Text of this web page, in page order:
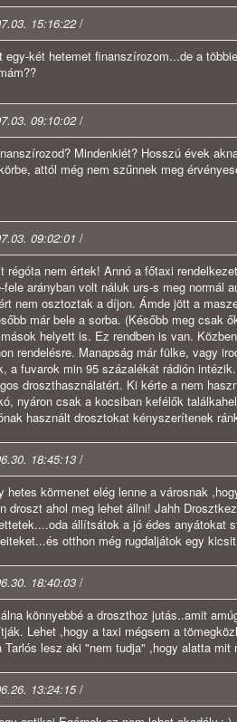
15:16:22/
egy-két hetemet finanszírozom...de a
09:10:02/
Mindenkiét? Hosszú évek
attól még nem szűnnek meg
09:02:01 /
régóta nem értek! Annó a főtaxi
fele arányban volt náluk urs-s meg normál
nem osztoztak a díjon. Ámde jött a
már bele a sorba. (Később meg csak
helyett is. Ez rendben is van.
rendelésre. Manapság már fülke, vagy
a fuvarok min 95 százalékát rádión
droszthasználatért. Ki kérte a nem
nyáron csak a kocsiban kefélők
használt drosztokat kényszerítenek
18:45:13 /
hetes körmenet elég lenne a városnak
droszt ahol meg lehet állni! Jahh
állítsátok a jó édes anyátokat
otthon még rugdaljátok egy
18:40:03 /
könnyebbé a droszthoz jutás..amit
Lehet ,hogy a taxi mégsem a
Tarlós lesz aki "nem tudja" ,hogy alatta
13:24:15/